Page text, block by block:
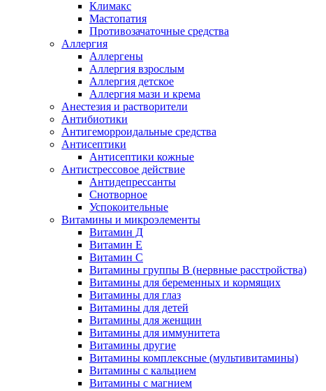
Климакс
Мастопатия
Противозачаточные средства
Аллергия
Аллергены
Аллергия взрослым
Аллергия детское
Аллергия мази и крема
Анестезия и растворители
Антибиотики
Антигеморроидальные средства
Антисептики
Антисептики кожные
Антистрессовое действие
Антидепрессанты
Снотворное
Успокоительные
Витамины и микроэлементы
Витамин Д
Витамин Е
Витамин С
Витамины группы В (нервные расстройства)
Витамины для беременных и кормящих
Витамины для глаз
Витамины для детей
Витамины для женщин
Витамины для иммунитета
Витамины другие
Витамины комплексные (мультивитамины)
Витамины с кальцием
Витамины с магнием